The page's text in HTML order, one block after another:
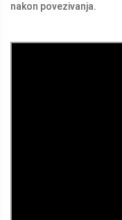
nakon povezivanja.